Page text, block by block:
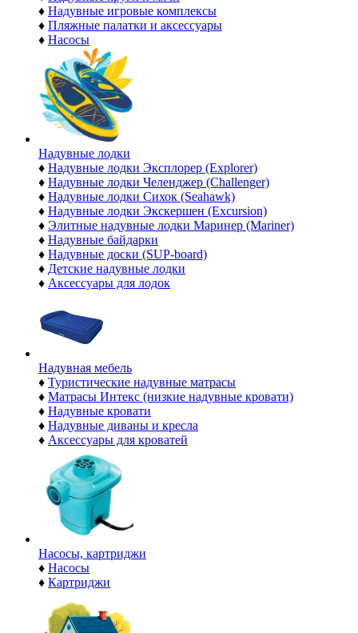
♦ Надувные игровые комплексы
♦ Пляжные палатки и аксессуары
♦ Насосы
Надувные лодки
♦ Надувные лодки Эксплорер (Explorer)
♦ Надувные лодки Челенджер (Challenger)
♦ Надувные лодки Сихок (Seahawk)
♦ Надувные лодки Экскершен (Excursion)
♦ Элитные надувные лодки Маринер (Mariner)
♦ Надувные байдарки
♦ Надувные доски (SUP-board)
♦ Детские надувные лодки
♦ Аксессуары для лодок
Надувная мебель
♦ Туристические надувные матрасы
♦ Матрасы Интекс (низкие надувные кровати)
♦ Надувные кровати
♦ Надувные диваны и кресла
♦ Аксессуары для кроватей
Насосы, картриджи
♦ Насосы
♦ Картриджи